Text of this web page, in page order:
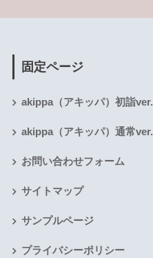
固定ページ
akippa（アキッパ）初詣ver.
akippa（アキッパ）通常ver.
お問い合わせフォーム
サイトマップ
サンプルページ
プライバシーポリシー